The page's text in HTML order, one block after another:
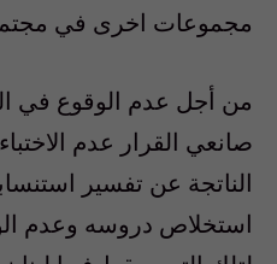
مجموعات اخرى في
من أجل عدم الوقوع في
صانعي القرار عدم
الناتجة عن تفسير
استخلاص دروسه وعدم